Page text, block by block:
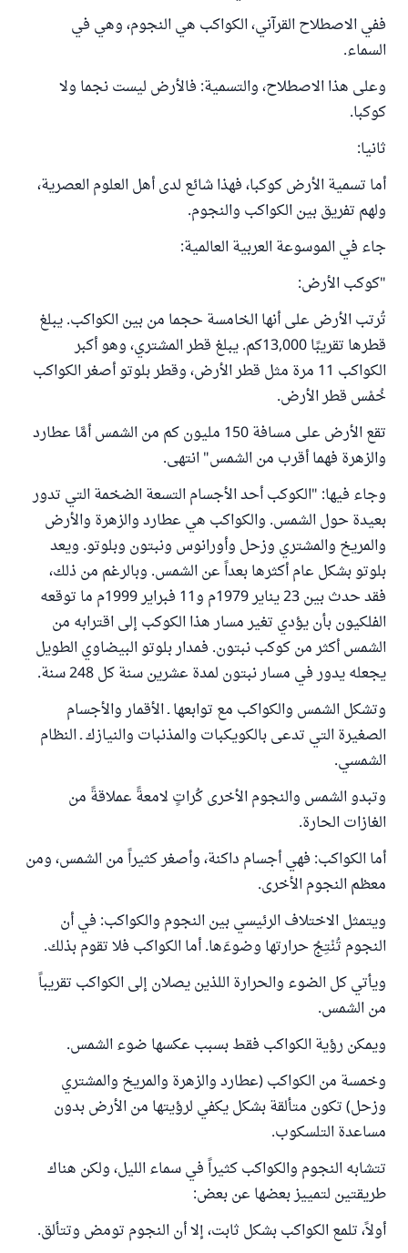
ففي الاصطلاح القرآني، الكواكب هي النجوم، وهي في
السماء.
وعلى هذا الاصطلاح، والتسمية: فالأرض ليست نجما ولا
كوكبا.
ثانيا:
أما تسمية الأرض كوكبا، فهذا شائع لدى أهل العلوم العصرية،
ولهم تفريق بين الكواكب والنجوم.
جاء في الموسوعة العربية العالمية:
"كوكب الأرض:
تُرتب الأرض على أنها الخامسة حجما من بين الكواكب. يبلغ
قطرها تقريبًا 13,000كم. يبلغ قطر المشتري، وهو أكبر
الكواكب 11 مرة مثل قطر الأرض، وقطر بلوتو أصغر الكواكب
خُمْس قطر الأرض.
تقع الأرض على مسافة 150 مليون كم من الشمس أمَّا عطارد
والزهرة فهما أقرب من الشمس" انتهى.
وجاء فيها: "الكوكب أحد الأجسام التسعة الضخمة التي تدور
بعيدة حول الشمس. والكواكب هي عطارد والزهرة والأرض
والمريخ والمشتري وزحل وأورانوس ونبتون وبلوتو. ويعد
بلوتو بشكل عام أكثرها بعداً عن الشمس. وبالرغم من ذلك،
فقد حدث بين 23 يناير 1979م و11 فبراير 1999م ما توقعه
الفلكيون بأن يؤدي تغير مسار هذا الكوكب إلى اقترابه من
الشمس أكثر من كوكب نبتون. فمدار بلوتو البيضاوي الطويل
يجعله يدور في مسار نبتون لمدة عشرين سنة كل 248 سنة.
وتشكل الشمس والكواكب مع توابعها ـ الأقمار والأجسام
الصغيرة التي تدعى بالكويكبات والمذنبات والنيازك ـ النظام
الشمسي.
وتبدو الشمس والنجوم الأخرى كُراتٍ لامعةً عملاقةً من
الغازات الحارة.
أما الكواكب: فهي أجسام داكنة، وأصغر كثيراً من الشمس، ومن
معظم النجوم الأخرى.
ويتمثل الاختلاف الرئيسي بين النجوم والكواكب: في أن
النجوم تُنْتِجُ حرارتها وضوءَها. أما الكواكب فلا تقوم بذلك.
ويأتي كل الضوء والحرارة اللذين يصلان إلى الكواكب تقريباً
من الشمس.
ويمكن رؤية الكواكب فقط بسبب عكسها ضوء الشمس.
وخمسة من الكواكب (عطارد والزهرة والمريخ والمشتري
وزحل) تكون متألقة بشكل يكفي لرؤيتها من الأرض بدون
مساعدة التلسكوب.
تتشابه النجوم والكواكب كثيراً في سماء الليل، ولكن هناك
طريقتين لتمييز بعضها عن بعض:
أولاً، تلمع الكواكب بشكل ثابت، إلا أن النجوم تومض وتتألق.